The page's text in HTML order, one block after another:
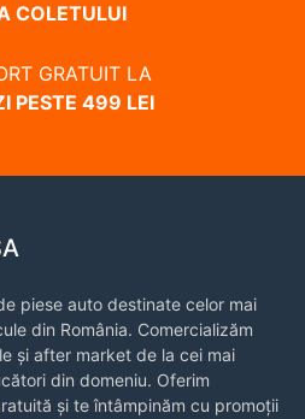
COLETULUI
GRATUIT LA
PESTE 499 LEI
piese auto destinate celor mai
din România. Comercializăm
și after market de la cei mai
din domeniu. Oferim
și te întâmpinăm cu promoții